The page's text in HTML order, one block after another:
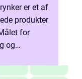
er et af
produkter
for
og